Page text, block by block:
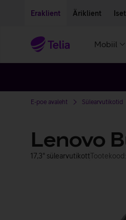
Eraklient Äriklient
Mobiil
E-poe avaleht Sülearvutikotid
Lenovo
17,3" sülearvutikott